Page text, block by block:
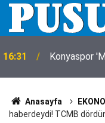
16:31 Konyaspor
Anasayfa
haberdeydi! TCMB